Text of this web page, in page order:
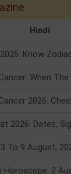
Hindi
Know